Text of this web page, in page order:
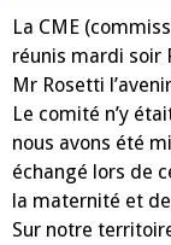
La CME
réunis mardi soir
Mr Rosetti
Le comité n’y
nous avons été
échangé lors de
la maternité et
Sur notre